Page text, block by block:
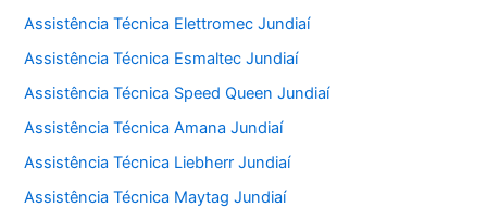
Assistência Técnica Elettromec Jundiaí
Assistência Técnica Esmaltec Jundiaí
Assistência Técnica Speed Queen Jundiaí
Assistência Técnica Amana Jundiaí
Assistência Técnica Liebherr Jundiaí
Assistência Técnica Maytag Jundiaí